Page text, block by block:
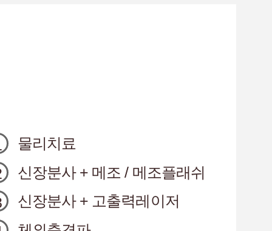
물리치료
신장분사 + 메조 / 메조플래쉬
신장분사 + 고출력레이저